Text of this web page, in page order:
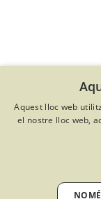
Aquest lloc web
el nostre lloc web,